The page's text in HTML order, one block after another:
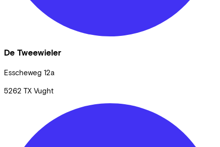
De Tweewieler
Esscheweg 12a
5262 TX Vught